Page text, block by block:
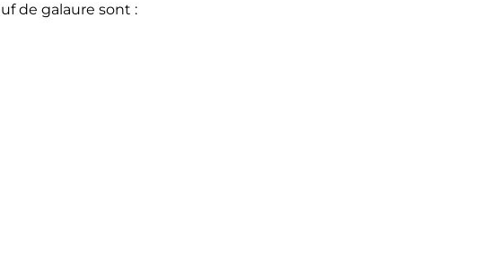
de galaure sont :